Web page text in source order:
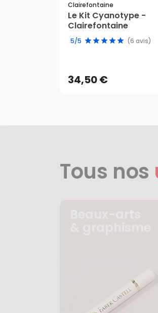
Clairefontaine
Le Kit Cyanotype -
Clairefontaine
5/5 (6 avis)
34,50 €AJOUTER AU
Tous nos